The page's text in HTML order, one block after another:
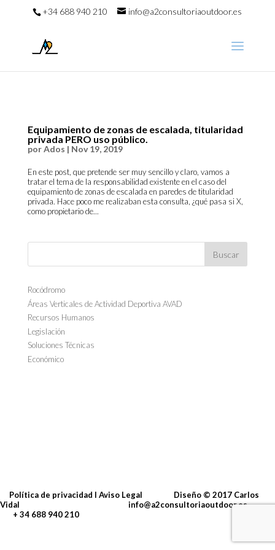
+34 688 940 210 info@a2consultoriaoutdoor.es
Equipamiento de zonas de escalada, titularidad
privada PERO uso público.
porAdos | Nov 19, 2019
En este post, que pretende ser muy sencillo y claro, vamos a
tratar el tema de la responsabilidad existente en el caso del
equipamiento de zonas de escalada en paredes de titularidad
privada. Hace poco me realizaban esta consulta, ¿qué pasa si X,
como propietario de...
Rocódromo
Áreas Verticales de Actividad Deportiva AVAD
Recursos Humanos
Legislación
Soluciones Técnicas
Económico
Política de privacidad I Aviso Legal Diseño © 2017 Carlos
Vidal info@a2consultoriaoutdoor.es
+ 34 688 940 210